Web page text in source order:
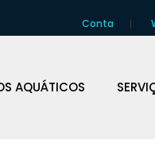
Conta
AQUÁTICOS